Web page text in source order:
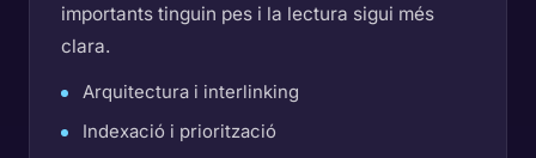
importants tinguin pes i la lectura sigui més
clara.
Arquitectura i interlinking
Indexació i priorització